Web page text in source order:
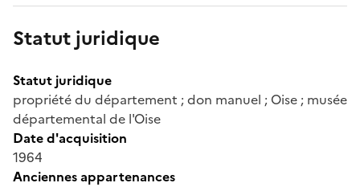
Statut juridique
Statut juridique
propriété du département ; don manuel ; Oise ; musée
départemental de l'Oise
Date d'acquisition
1964
Anciennes appartenances